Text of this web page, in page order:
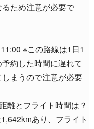
ため注意が必要で
※この路線は1日1
約した時間に遅れて
まうので注意が必要
離とフライト時間は？
あり、フライト